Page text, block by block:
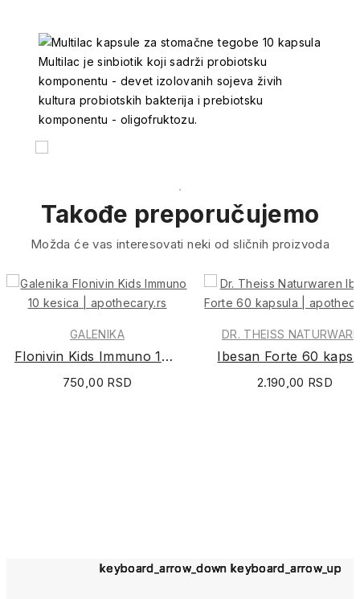
Multilac je sinbiotik koji sadrži probiotsku
komponentu - devet izolovanih sojeva živih
kultura probiotskih bakterija i prebiotsku
komponentu - oligofruktozu.
Takođe preporučujemo
Možda će vas interesovati neki od sličnih proizvoda
GALENIKA
Flonivin Kids Immuno 10 kesica
750,00 RSD
DR. THEISS
Ibesan Forte 60
2.190,00 RSD
keyboard_arrow_down keyboard_arrow_up
keyboard_arrow_down keyboard_arrow_up
keyboard_arrow_down keyboard_arrow_up
keyboard_arrow_down keyboard_arrow_up
keyboard_arrow_down keyboard_arrow_up